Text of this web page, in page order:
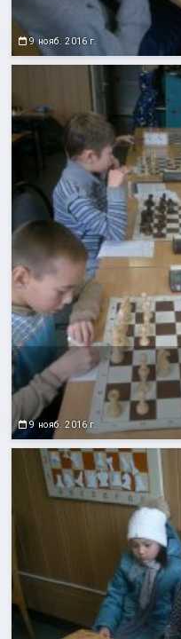
9 нояб. 2016 г.
9 нояб. 2016 г.